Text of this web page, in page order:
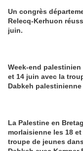
Un congrès
Relecq-Kerhuon
juin.
Week-end palestinien
et 14 juin avec la
Dabkeh palestinienne
La Palestine en
morlaisienne les 18
troupe de jeunes